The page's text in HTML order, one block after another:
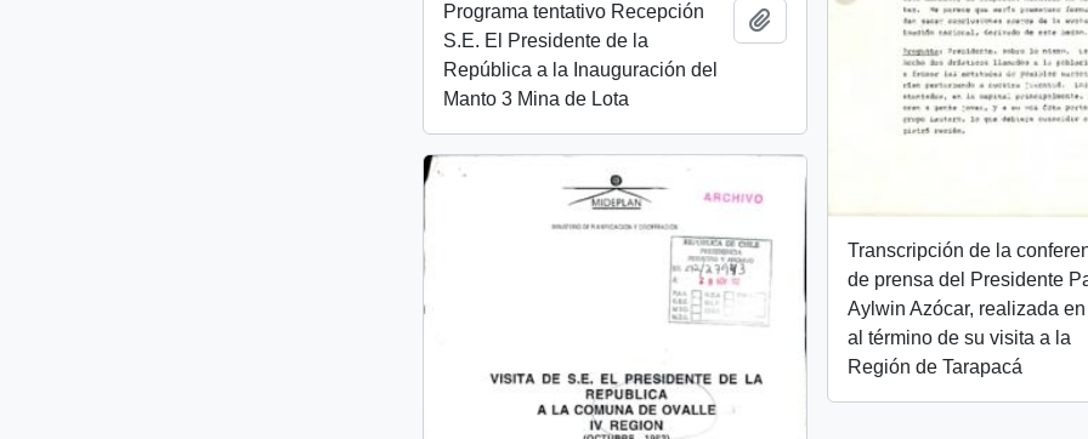
Programa tentativo Recepción
S.E. El Presidente de la
República a la Inauguración del
Manto 3 Mina de Lota
Añadir al portapapeles
Transcripción de la
de prensa del Presidente
Aylwin Azócar, realizada en
al término de su visita a la
Región de Tarapacá